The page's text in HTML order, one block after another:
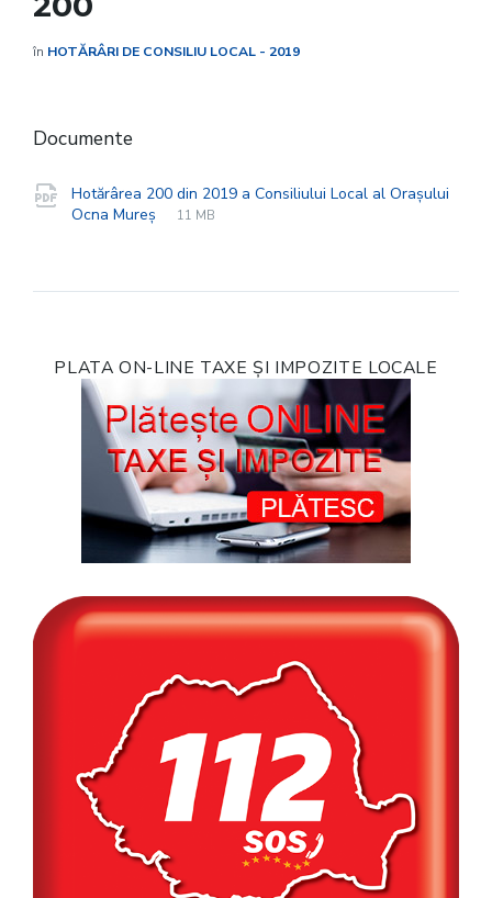
în HOTĂRÂRI DE CONSILIU LOCAL - 2019
Documente
Hotărârea 200 din 2019 a Consiliului Local al Orașului
Ocna Mureș
File
pdf
File
11 MB
PLATA ON-LINE TAXE ȘI IMPOZITE LOCALE